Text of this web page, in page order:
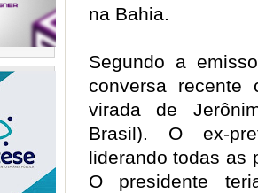
na Bahia.
Segundo a
conversa recente
virada de
Brasil). O ex-
liderando todas as
O presidente